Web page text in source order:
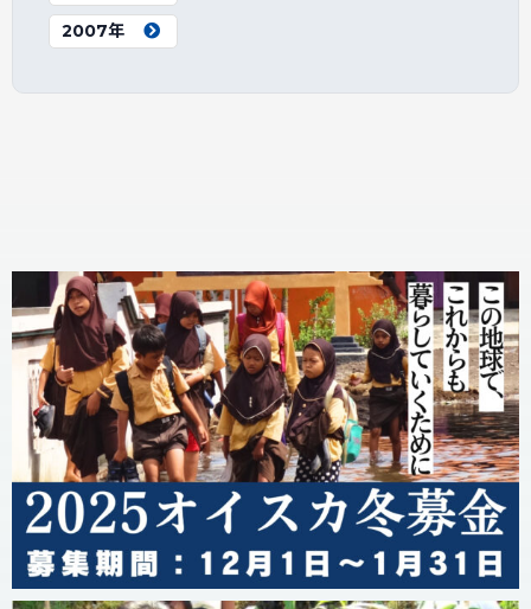
2007年